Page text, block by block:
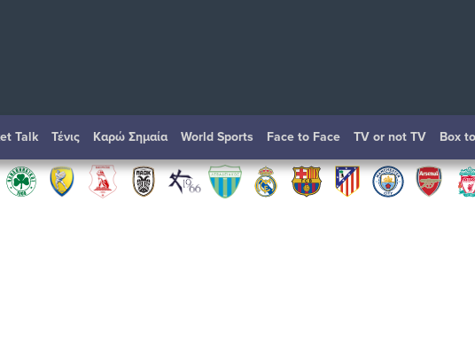
Talk Τένις Καρώ Σημαία World Sports Face to Face TV or not TV Box